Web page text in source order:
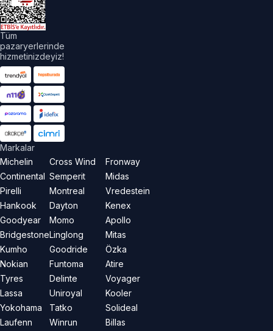
Tüm
pazaryerlerinde
hizmetinizdeyiz!
Markalar
Michelin
Continental
Pirelli
Hankook
Goodyear
Bridgestone
Kumho
Nokian
Tyres
Lassa
Yokohama
Laufenn
Cross Wind
Semperit
Montreal
Dayton
Momo
Linglong
Goodride
Funtoma
Delinte
Uniroyal
Tatko
Winrun
Fronway
Midas
Vredestein
Kenex
Apollo
Mitas
Özka
Atire
Voyager
Kooler
Solideal
Billas